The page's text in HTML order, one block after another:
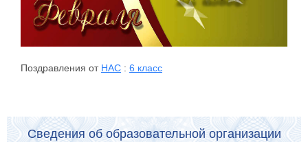
Поздравления от НАС : 6 класс
Сведения об образовательной организации